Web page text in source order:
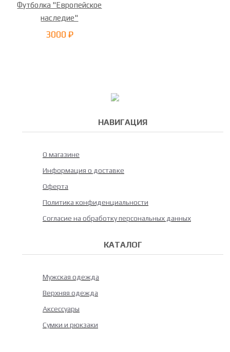
Футболка "Европейское
наследие"
3000 ₽
НАВИГАЦИЯ
О магазине
Информация о доставке
Оферта
Политика конфиденциальности
Согласие на обработку персональных данных
КАТАЛОГ
Мужская одежда
Верхняя одежда
Аксессуары
Сумки и рюкзаки